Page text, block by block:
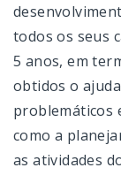
todos os seus
5 anos, em
obtidos o
problemáticos
como a
as atividades